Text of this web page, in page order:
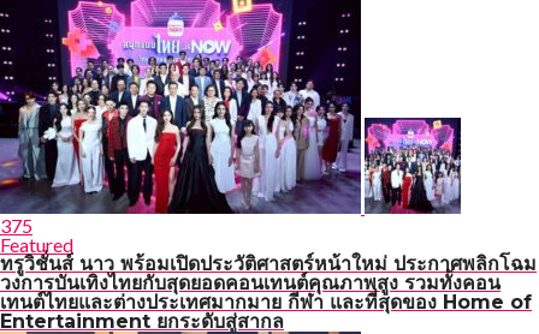
375
Featured
ทรูวิชั่นส์ นาว พร้อมเปิดประวัติศาสตร์หน้าใหม่ ประกาศพลิกโฉม
วงการบันเทิงไทยกับสุดยอดคอนเทนต์คุณภาพสูง รวมทั้งคอน
เทนต์ไทยและต่างประเทศมากมาย กีฬา และที่สุดของ Home of
Entertainment ยกระดับสู่สากล